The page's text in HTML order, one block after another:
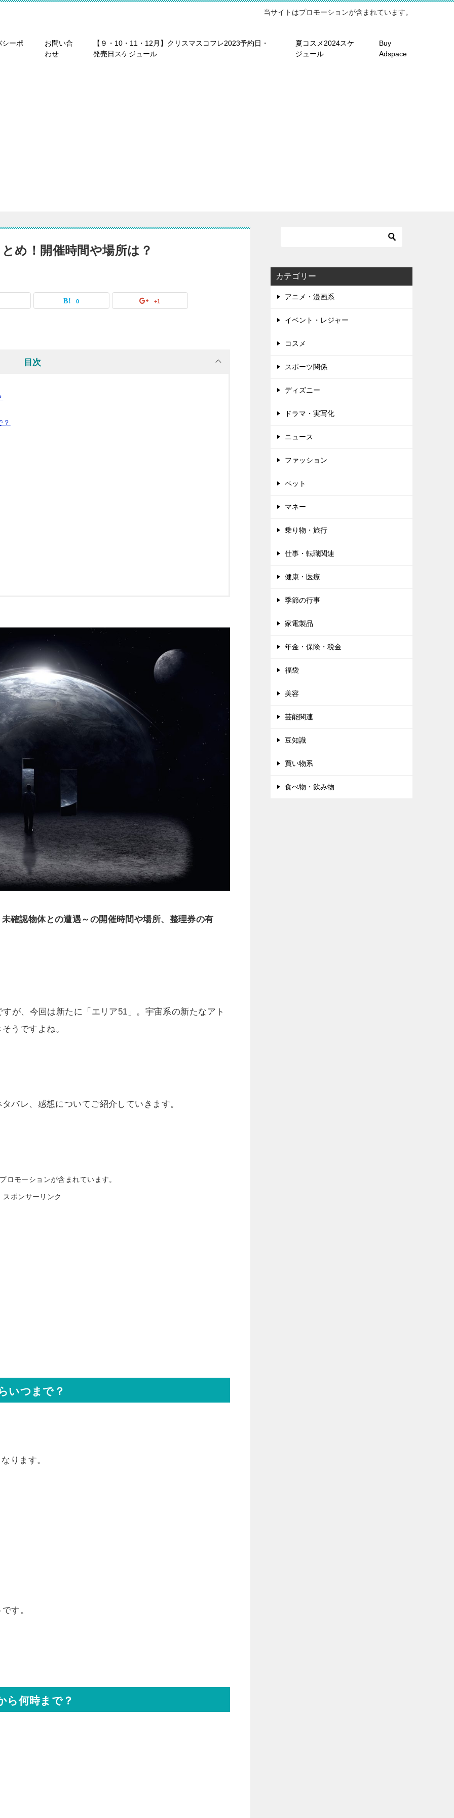
当サイトはプロモーションが含まれています。
シーポ
お問い合
わせ
【９・10・11・12月】クリスマスコフレ2023予約日・
発売日スケジュール
夏コスメ2024スケ
ジュール
Buy
Adspace
め！開催時間や場所は？
0 +1
目次
？
確認物体との遭遇～の開催時間や場所、整理券の有
が、今回は新たに「エリア51」。宇宙系の新たなアト
うですよね。
バレ、感想についてご紹介していきます。
ロモーションが含まれています。
スポンサーリンク
いつまで？
ります。
す。
ら何時まで？
カテゴリー
アニメ・漫画系
イベント・レジャー
コスメ
スポーツ関係
ディズニー
ドラマ・実写化
ニュース
ファッション
ペット
マネー
乗り物・旅行
仕事・転職関連
健康・医療
季節の行事
家電製品
年金・保険・税金
福袋
美容
芸能関連
豆知識
買い物系
食べ物・飲み物